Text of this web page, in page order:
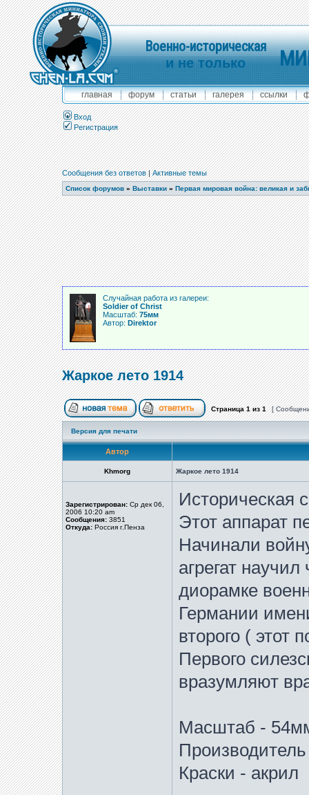
Военно-историческая
и не только
главная форум статьи галерея ссылки
Вход
Регистрация
Сообщения без ответов|Активные темы
Список форумов » Выставки » Первая мировая война: великая и
Случайная работа из галереи:
Soldier of Christ
Масштаб: 75мм
Автор: Direktor
Жаркое лето 1914
Страница1из1 [
Версия для печати
Автор
Khmorg Жаркое лето 1914
Зарегистрирован: Ср дек 06,
2006 10:20 am
Сообщения: 3851
Откуда: Россия г.Пенза
Историческая
Этот аппарат
Начинали
агрегат
диорамке
Германии
второго ( этот
Первого
вразумляют
Масштаб -
Краски - акрил